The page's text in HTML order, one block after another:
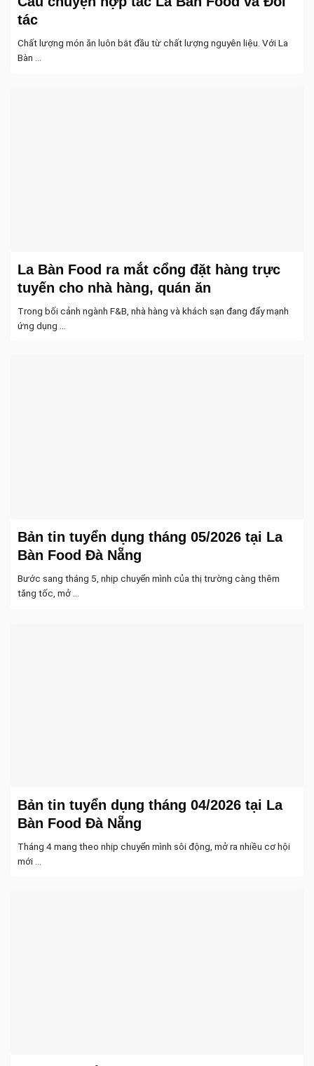
tác
Chất lượng món ăn luôn bắt đầu từ chất lượng nguyên liệu. Với La
Bàn ...
La Bàn Food ra mắt cổng đặt hàng trực
tuyến cho nhà hàng, quán ăn
Trong bối cảnh ngành F&B, nhà hàng và khách sạn đang đẩy mạnh
ứng dụng ...
Bản tin tuyển dụng tháng 05/2026 tại La
Bàn Food Đà Nẵng
Bước sang tháng 5, nhịp chuyển mình của thị trường càng thêm
tăng tốc, mở ...
Bản tin tuyển dụng tháng 04/2026 tại La
Bàn Food Đà Nẵng
Tháng 4 mang theo nhịp chuyển mình sôi động, mở ra nhiều cơ hội
mới ...